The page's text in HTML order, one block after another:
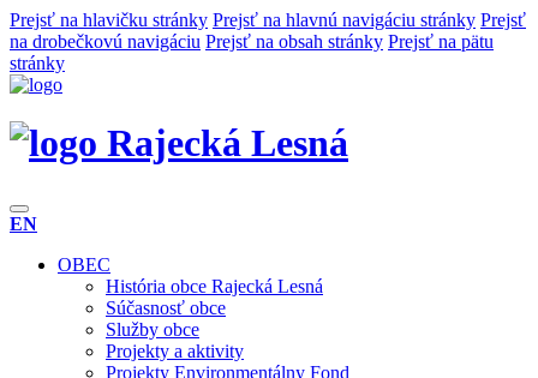
Prejsť na hlavičku stránky Prejsť na hlavnú navigáciu stránky Prejsť
na drobečkovú navigáciu Prejsť na obsah stránky Prejsť na pätu
stránky
Rajecká Lesná
EN
OBEC
História obce Rajecká Lesná
Súčasnosť obce
Služby obce
Projekty a aktivity
Projekty Environmentálny Fond